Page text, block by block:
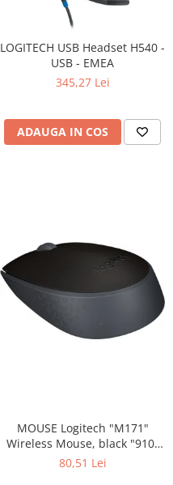
LOGITECH USB Headset H540 -
USB - EMEA
345,27 Lei
ADAUGA IN COS
MOUSE Logitech "M171"
Wireless Mouse, black "910-
80,51 Lei